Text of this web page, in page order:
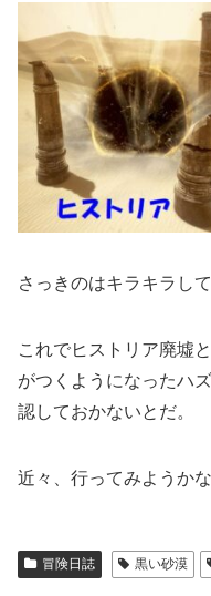
さっきのはキラキラし
これでヒストリア廃墟
がつくようになったハ
認しておかないとだ。
近々、行ってみようか
冒険日誌 黒い砂漠